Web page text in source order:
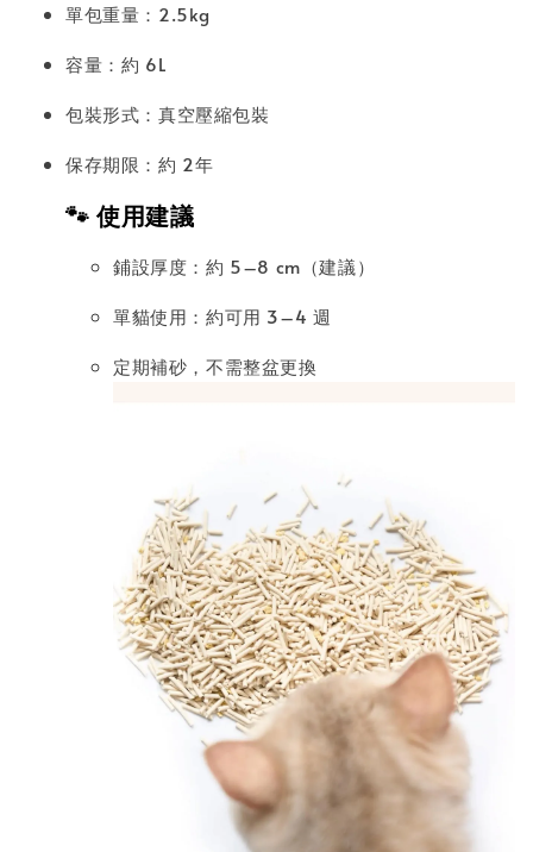
單包重量：2.5kg
容量：約 6L
包裝形式：真空壓縮包裝
保存期限：約 2年
🐾 使用建議
鋪設厚度：約 5–8 cm（建議）
單貓使用：約可用 3–4 週
定期補砂，不需整盆更換